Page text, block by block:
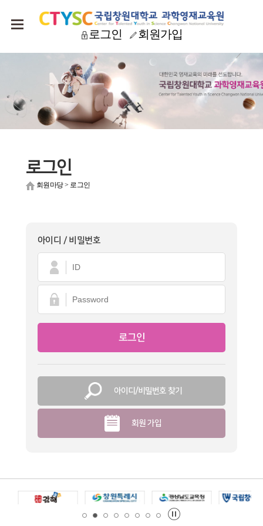
로그인 회원가입
로그인
회원마당> 로그인
아이디 / 비밀번호
아이디/비밀번호 찾기
회원 가입